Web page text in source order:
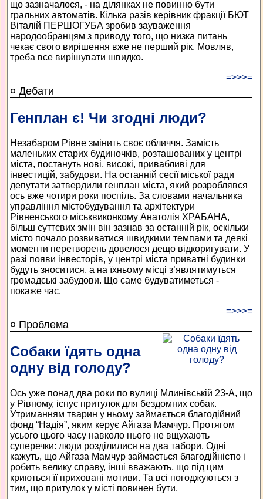
що зазначалося, - на ділянках не повинно бути
гральних автоматів. Кілька разів керівник фракції БЮТ
Віталій ПЕРШОГУБА зробив зауваження
народообранцям з приводу того, що низка питань
чекає свого вирішення вже не перший рік. Мовляв,
треба все вирішувати швидко.
=>>>=
¤ Дебати
Генплан є! Чи згодні люди?
Незабаром Рівне змінить своє обличчя. Замість
маленьких старих будиночків, розташованих у центрі
міста, постануть нові, високі, привабливі для
інвестицій, забудови. На останній сесії міської ради
депутати затвердили генплан міста, який розроблявся
ось вже чотири роки поспіль. За словами начальника
управління містобудування та архітектури
Рівненського міськвиконкому Анатолія ХРАБАНА,
більш суттєвих змін він зазнав за останній рік, оскільки
місто почало розвиватися швидкими темпами та деякі
моменти перетворень довелося дещо відкоригувати. У
разі появи інвесторів, у центрі міста приватні будинки
будуть зноситися, а на їхньому місці з’являтимуться
громадські забудови. Що саме будуватиметься -
покаже час.
=>>>=
¤ Проблема
Собаки їдять одна
одну від голоду?
Ось уже понад два роки по вулиці Млинівській 23-А, що
у Рівному, існує притулок для бездомних собак.
Утриманням тварин у ньому займається благодійний
фонд “Надія”, яким керує Айгаза Мамчур. Протягом
усього цього часу навколо нього не вщухають
суперечки: люди розділилися на два табори. Одні
кажуть, що Айгаза Мамчур займається благодійністю і
робить велику справу, інші вважають, що під цим
криються її приховані мотиви. Та всі погоджуються з
тим, що притулок у місті повинен бути.